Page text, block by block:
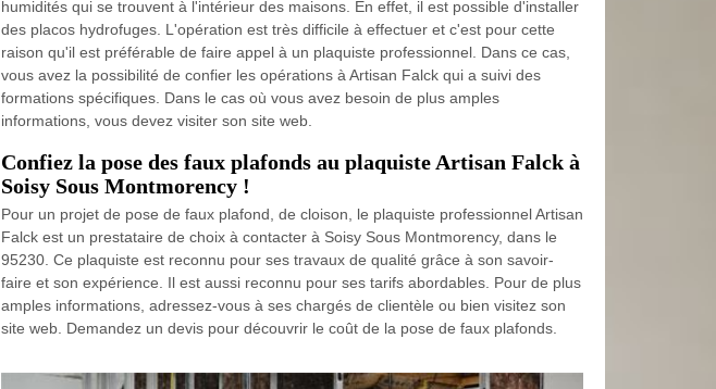
humidités qui se trouvent à l'intérieur des maisons. En effet, il est possible d'installer
des placos hydrofuges. L'opération est très difficile à effectuer et c'est pour cette
raison qu'il est préférable de faire appel à un plaquiste professionnel. Dans ce cas,
vous avez la possibilité de confier les opérations à Artisan Falck qui a suivi des
formations spécifiques. Dans le cas où vous avez besoin de plus amples
informations, vous devez visiter son site web.
Confiez la pose des faux plafonds au plaquiste Artisan Falck à
Soisy Sous Montmorency !
Pour un projet de pose de faux plafond, de cloison, le plaquiste professionnel Artisan
Falck est un prestataire de choix à contacter à Soisy Sous Montmorency, dans le
95230. Ce plaquiste est reconnu pour ses travaux de qualité grâce à son savoir-
faire et son expérience. Il est aussi reconnu pour ses tarifs abordables. Pour de plus
amples informations, adressez-vous à ses chargés de clientèle ou bien visitez son
site web. Demandez un devis pour découvrir le coût de la pose de faux plafonds.